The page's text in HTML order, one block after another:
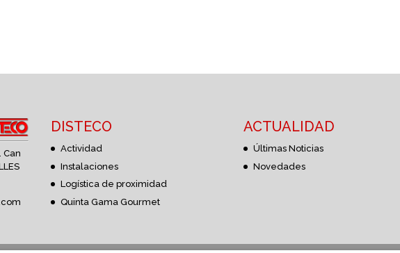
Can
DISTECO
Actividad
Instalaciones
Logística de proximidad
Quinta Gama Gourmet
ACTUALIDAD
Últimas Noticias
Novedades